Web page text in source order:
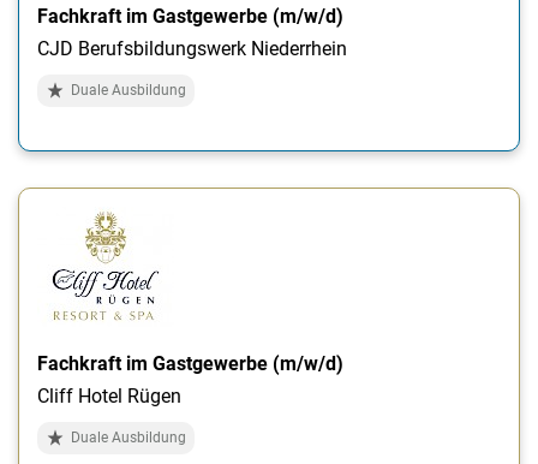
Fachkraft im Gastgewerbe (m/w/d)
CJD Berufsbildungswerk Niederrhein
Duale Ausbildung
Fachkraft im Gastgewerbe (m/w/d)
Cliff Hotel Rügen
Duale Ausbildung